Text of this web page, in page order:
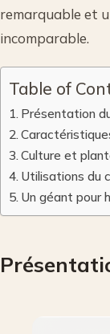
remarquable et
incomparable.
Table of
Présentation
Culture et
Utilisations du
Un géant pour